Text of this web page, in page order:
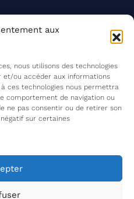
aux
nous utilisons des technologies
et/ou accéder aux informations
ces technologies nous permettra
comportement de navigation ou
ne pas consentir ou de retirer son
sur certaines
du